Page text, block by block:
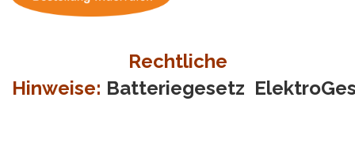
Rechtliche
Hinweise: Batteriegesetz